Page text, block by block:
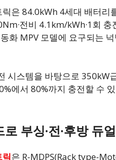
은 84.0kWh 4세대 배터리
전비 4.1km/kWh·1회
화 MPV 모델에 요구되는
시스템을 바탕으로 350kW
에서 80%까지 충전할 수
로 부싱·전·후방 듀
은 R-MDPS(Rack type-